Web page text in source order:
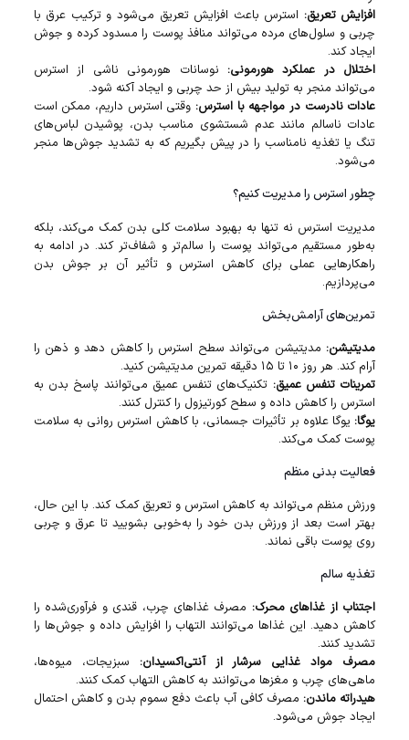
افزایش تعریق: استرس باعث افزایش تعریق می‌شود و ترکیب عرق با
چربی و سلول‌های مرده می‌تواند منافذ پوست را مسدود کرده و جوش
ایجاد کند.
اختلال در عملکرد هورمونی: نوسانات هورمونی ناشی از استرس
می‌تواند منجر به تولید بیش از حد چربی و ایجاد آکنه شود.
عادات نادرست در مواجهه با استرس: وقتی استرس داریم، ممکن است
عادات ناسالم مانند عدم شستشوی مناسب بدن، پوشیدن لباس‌های
تنگ یا تغذیه نامناسب را در پیش بگیریم که به تشدید جوش‌ها منجر
می‌شود.
چطور استرس را مدیریت کنیم؟
مدیریت استرس نه تنها به بهبود سلامت کلی بدن کمک می‌کند، بلکه
به‌طور مستقیم می‌تواند پوست را سالم‌تر و شفاف‌تر کند. در ادامه به
راهکارهایی عملی برای کاهش استرس و تأثیر آن بر جوش بدن
می‌پردازیم.
تمرین‌های آرامش‌بخش
مدیتیشن: مدیتیشن می‌تواند سطح استرس را کاهش دهد و ذهن را
آرام کند. هر روز ۱۰ تا ۱۵ دقیقه تمرین مدیتیشن کنید.
تمرینات تنفس عمیق: تکنیک‌های تنفس عمیق می‌توانند پاسخ بدن به
استرس را کاهش داده و سطح کورتیزول را کنترل کنند.
یوگا: یوگا علاوه بر تأثیرات جسمانی، با کاهش استرس روانی به سلامت
پوست کمک می‌کند.
فعالیت بدنی منظم
ورزش منظم می‌تواند به کاهش استرس و تعریق کمک کند. با این حال،
بهتر است بعد از ورزش بدن خود را به‌خوبی بشویید تا عرق و چربی
روی پوست باقی نماند.
تغذیه سالم
اجتناب از غذاهای محرک: مصرف غذاهای چرب، قندی و فرآوری‌شده را
کاهش دهید. این غذاها می‌توانند التهاب را افزایش داده و جوش‌ها را
تشدید کنند.
مصرف مواد غذایی سرشار از آنتی‌اکسیدان: سبزیجات، میوه‌ها،
ماهی‌های چرب و مغزها می‌توانند به کاهش التهاب کمک کنند.
هیدراته ماندن: مصرف کافی آب باعث دفع سموم بدن و کاهش احتمال
ایجاد جوش می‌شود.